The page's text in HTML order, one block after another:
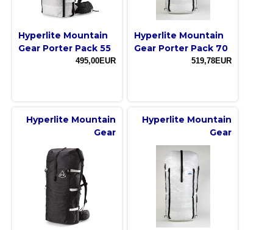
Hyperlite Mountain
Gear Porter Pack 55
495,00EUR
Hyperlite Mountain
Gear Porter Pack 70
519,78EUR
Hyperlite Mountain
Gear
Hyperlite Mountain
Gear